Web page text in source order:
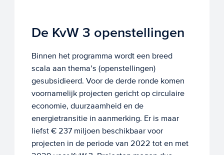
De KvW 3 openstellingen
Binnen het programma wordt een breed
scala aan thema’s (openstellingen)
gesubsidieerd. Voor de derde ronde komen
voornamelijk projecten gericht op circulaire
economie, duurzaamheid en de
energietransitie in aanmerking. Er is maar
liefst € 237 miljoen beschikbaar voor
projecten in de periode van 2022 tot en met